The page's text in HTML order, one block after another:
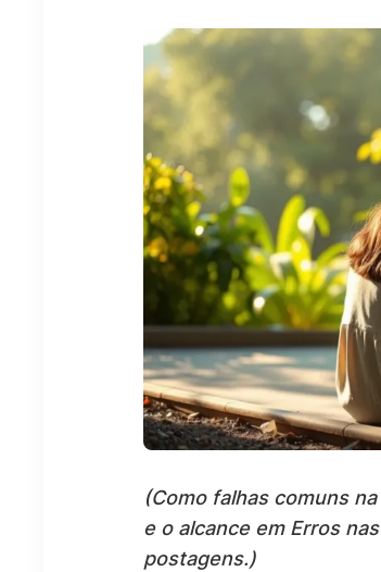
(Como falhas comuns
e o alcance em Erros
postagens.)